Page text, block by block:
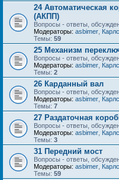
24 Автоматическая
(АКПП)
Вопросы - ответы,
Модераторы: asbimer
Темы: 59
25 Механизм
Вопросы - ответы,
Модераторы: asbimer
Темы: 2
26 Карданный вал
Вопросы - ответы,
Модераторы: asbimer
Темы: 7
27 Раздаточная
Вопросы - ответы,
Модераторы: asbimer
Темы: 3
31 Передний мост
Вопросы - ответы,
Модераторы: asbimer
Темы: 59